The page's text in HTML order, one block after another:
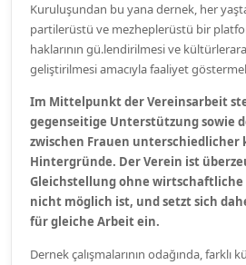
Kuruluşundan bu yana dernek, her
partilerüstü ve mezheplerüstü bir
haklarının gü.lendirilmesi ve
geliştirilmesi amacıyla faaliyet
Im Mittelpunkt der Vereinsarbeit
gegenseitige Unterstützung sowie
zwischen Frauen
Hintergründe. DerVerein ist
Gleichstellung ohne
nicht möglich ist, und setzt sich
für gleiche Arbeit ein.
Dernek çalışmalarının odağında, farklı